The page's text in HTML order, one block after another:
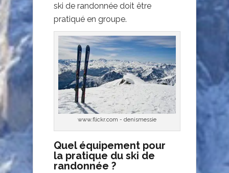
ski de randonnée doit être
pratiqué en groupe.
www.flickr.com - denismessie
Quel équipement pour
la pratique du ski de
randonnée ?